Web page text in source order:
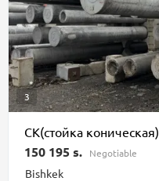
3
СК(стойка коническая)
Bishkek
150 195 s. Negotiable